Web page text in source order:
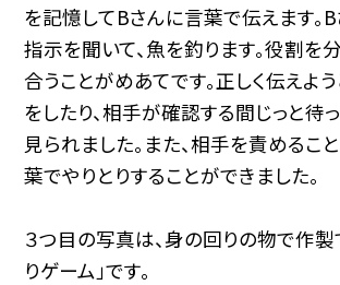
を記憶してBさんに言葉で伝えます。
指示を聞いて、魚を釣ります。役割を
合うことがめあてです。正しく伝えよ
をしたり、相手が確認する間じっと待
見られました。また、相手を責めるこ
葉でやりとりすることができました。
３つ目の写真は、身の回りの物で作製
りゲーム」です。